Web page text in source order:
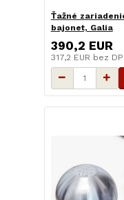
Ťažné
bajonet, Galia
390,2 EUR
317,2 EUR bez